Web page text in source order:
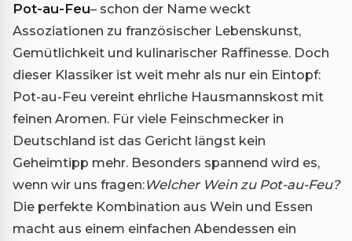
Pot-au-Feu– schon der Name weckt
Assoziationen zu französischer Lebenskunst,
Gemütlichkeit und kulinarischer Raffinesse. Doch
dieser Klassiker ist weit mehr als nur ein Eintopf:
Pot-au-Feu vereint ehrliche Hausmannskost mit
feinen Aromen. Für viele Feinschmecker in
Deutschland ist das Gericht längst kein
Geheimtipp mehr. Besonders spannend wird es,
wenn wir uns fragen:Welcher Wein zu Pot-au-Feu?
Die perfekte Kombination aus Wein und Essen
macht aus einem einfachen Abendessen ein